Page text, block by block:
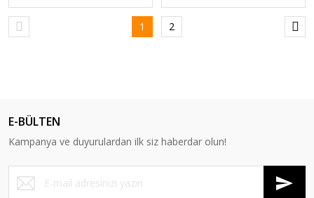
1 2
E-BÜLTEN
Kampanya ve duyurulardan ilk siz haberdar olun!